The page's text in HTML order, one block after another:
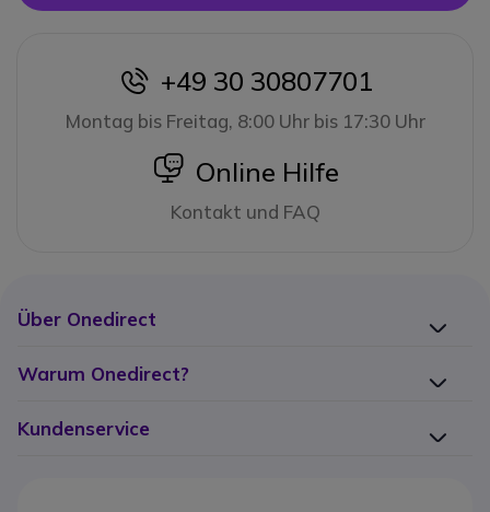
icon
+49 30 30807701
Montag bis Freitag, 8:00 Uhr bis 17:30 Uhr
icon
Online Hilfe
Kontakt und FAQ
Über Onedirect
Warum Onedirect?
Kundenservice